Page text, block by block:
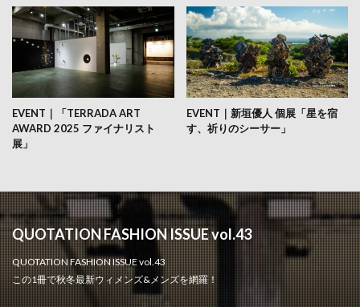
EVENT｜「TERRADA ART
AWARD 2025 ファイナリスト
展」
EVENT｜新垣優人 個展「星を宿
す、祈りのシーサー」
QUOTATION FASHION ISSUE vol.43
QUOTATION FASHION ISSUE vol.43
この1冊で秋冬最新ウィメンズ&メンズを網羅！